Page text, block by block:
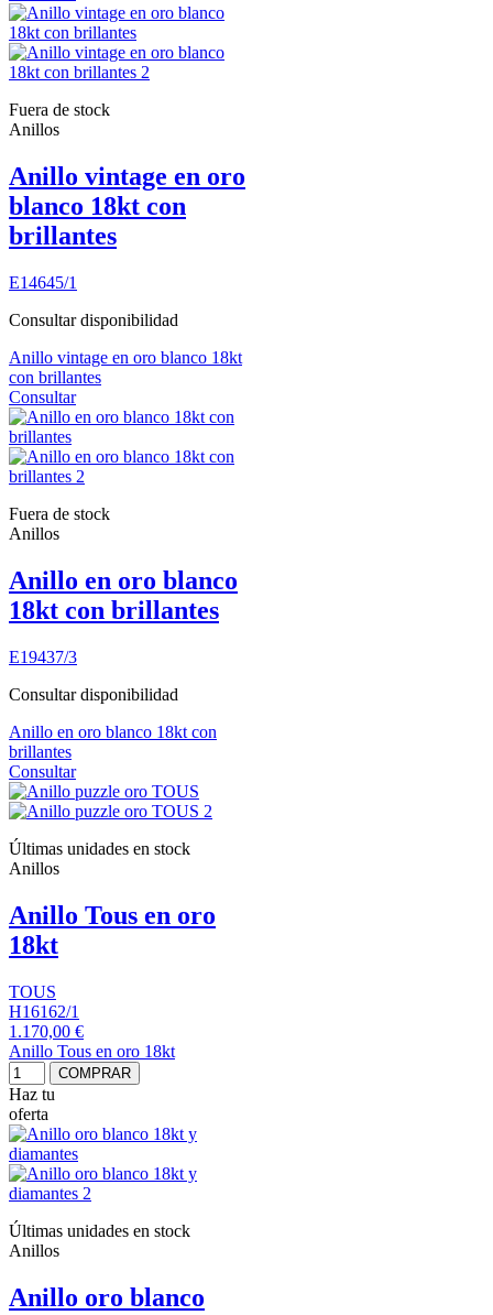
Fuera de stock
Anillos
Anillo vintage en oro
blanco 18kt con
brillantes
E14645/1
Consultar disponibilidad
Anillo vintage en oro blanco 18kt
con brillantes
Consultar
Fuera de stock
Anillos
Anillo en oro blanco
18kt con brillantes
E19437/3
Consultar disponibilidad
Anillo en oro blanco 18kt con
brillantes
Consultar
Últimas unidades en stock
Anillos
Anillo Tous en oro
18kt
TOUS
H16162/1
1.170,00 €
Anillo Tous en oro 18kt
COMPRAR
Haz tu
oferta
Últimas unidades en stock
Anillos
Anillo oro blanco